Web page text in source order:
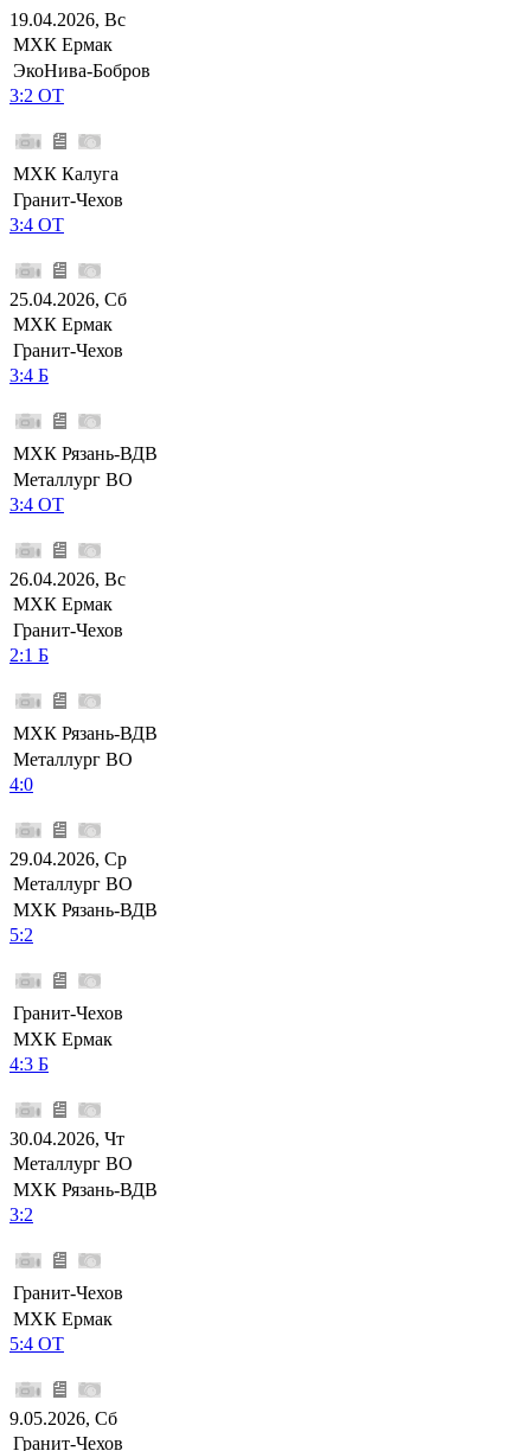
19.04.2026, Вс
МХК Ермак
ЭкоНива-Бобров
3:2 ОТ
МХК Калуга
Гранит-Чехов
3:4 ОТ
25.04.2026, Сб
МХК Ермак
Гранит-Чехов
3:4 Б
МХК Рязань-ВДВ
Металлург ВО
3:4 ОТ
26.04.2026, Вс
МХК Ермак
Гранит-Чехов
2:1 Б
МХК Рязань-ВДВ
Металлург ВО
4:0
29.04.2026, Ср
Металлург ВО
МХК Рязань-ВДВ
5:2
Гранит-Чехов
МХК Ермак
4:3 Б
30.04.2026, Чт
Металлург ВО
МХК Рязань-ВДВ
3:2
Гранит-Чехов
МХК Ермак
5:4 ОТ
9.05.2026, Сб
Гранит-Чехов